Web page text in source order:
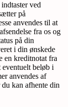
ved
på
anvendes til at
fra os og
på din
i din ønskede
en kreditnotat fra
beløb i
anvendes af
kan afhente din